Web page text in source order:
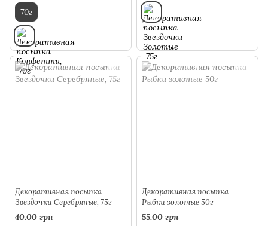
70г
Декоративная посыпка
Звездочки Серебряные, 75г
40.00 грн
Декоративная посыпка
Рыбки золотые 50г
55.00 грн